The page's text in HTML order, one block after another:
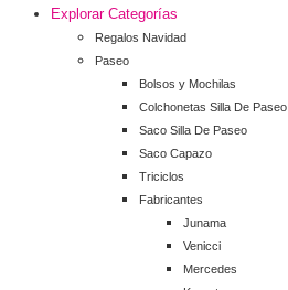
Explorar Categorías
Regalos Navidad
Paseo
Bolsos y Mochilas
Colchonetas Silla De Paseo
Saco Silla De Paseo
Saco Capazo
Triciclos
Fabricantes
Junama
Venicci
Mercedes